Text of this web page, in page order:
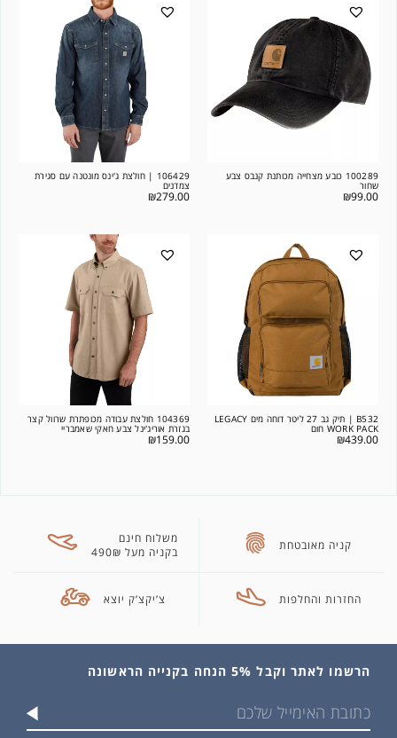
100289 כובע מצחייה מכותנת קנבס צבע
שחור
₪99.00
106429 | חולצת ג'ינס מונטנה עם סגירת
צמדנים
₪279.00
B532 | תיק גב 27 ליטר דוחה מים LEGACY
WORK PACK חום
₪439.00
104369 חולצת עבודה מכופתרת שרוול קצר
בגזרת אוריג'ינל צבע חאקי שאמבריי
₪159.00
קניה מאובטחת
משלוח חינם
בקניה מעל 490₪
החזרות והחלפות צ’יקצ’ק יוצא
הרשמו לאתר וקבל 5% הנחה בקנייה הראשונה